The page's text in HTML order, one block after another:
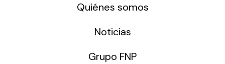
Quiénes somos
Noticias
Grupo FNP